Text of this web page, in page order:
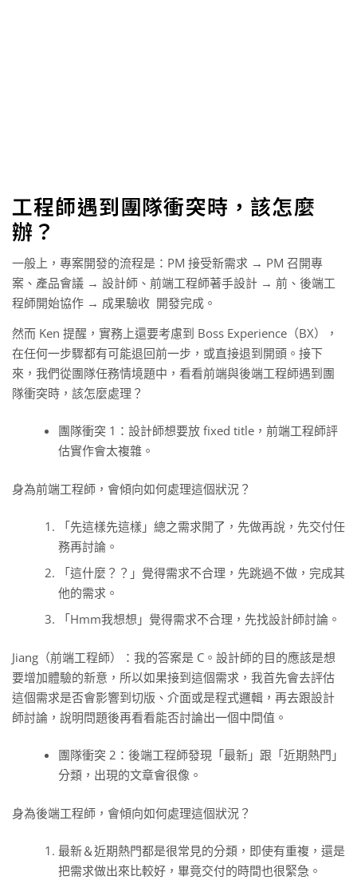
工程師遇到團隊衝突時，該怎麼
辦？
一般上，專案開發的流程是：PM 接受新需求 → PM 召開專
案、產品會議 → 設計師、前端工程師著手設計 → 前、後端工
程師開始協作 → 成果驗收 ​​ 開發完成。
然而 Ken 提醒，實務上還要考慮到 Boss Experience（BX），
在任何一步驟都有可能退回前一步，或直接退到開頭。接下
來，我們從團隊任務情境題中，看看前端與後端工程師遇到團
隊衝突時，該怎麼處理？
團隊衝突 1：設計師想要放 fixed title，前端工程師評
估實作會太複雜。
身為前端工程師，會傾向如何處理這個狀況？
「先這樣先這樣」總之需求開了，先做再說，先交付任
務再討論。
「這什麼？？」覺得需求不合理，先跳過不做，完成其
他的需求。
「Hmm我想想」覺得需求不合理，先找設計師討論。
Jiang（前端工程師）：我的答案是 C。設計師的目的應該是想
要增加體驗的新意，所以如果接到這個需求，我首先會去評估
這個需求是否會影響到切版、介面或是程式邏輯，再去跟設計
師討論，說明問題後再看看能否討論出一個中間值。
團隊衝突 2：後端工程師發現「最新」跟「近期熱門」
分類，出現的文章會很像。
身為後端工程師，會傾向如何處理這個狀況？
最新＆近期熱門都是很常見的分類，即使有重複，還是
把需求做出來比較好，畢竟交付的時間也很緊急。